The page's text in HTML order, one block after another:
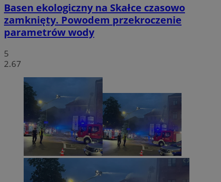
Basen ekologiczny na Skałce czasowo
zamknięty. Powodem przekroczenie
parametrów wody
5
2.67